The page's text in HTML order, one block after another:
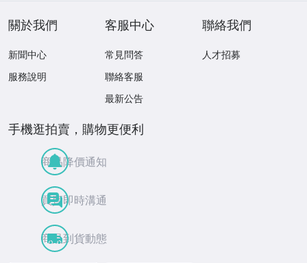
關於我們
新聞中心
服務說明
客服中心
常見問答
聯絡客服
最新公告
聯絡我們
人才招募
手機逛拍賣，購物更便利
商品降價通知
買賣即時溝通
商品到貨動態